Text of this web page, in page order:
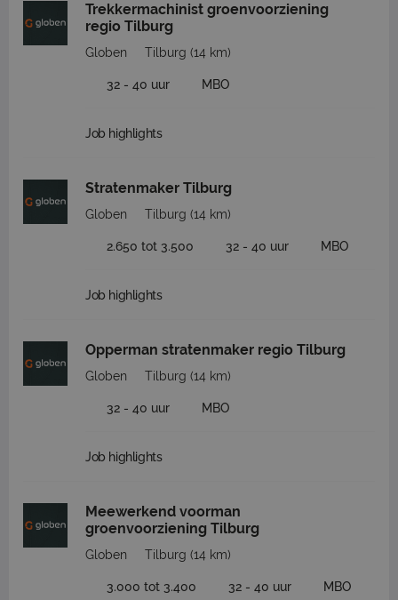
Trekkermachinist groenvoorziening
regio Tilburg
Globen Tilburg (14 km)
32 - 40 uur MBO
Job highlights
Stratenmaker Tilburg
Globen Tilburg (14 km)
2.650 tot 3.500 32 - 40 uur MBO
Job highlights
Opperman stratenmaker regio Tilburg
Globen Tilburg (14 km)
32 - 40 uur MBO
Job highlights
Meewerkend voorman
groenvoorziening Tilburg
Globen Tilburg (14 km)
3.000 tot 3.400 32 - 40 uur MBO